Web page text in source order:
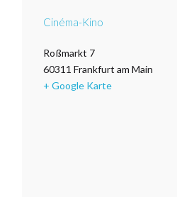
Cinéma-Kino
Roßmarkt 7
60311 Frankfurt am Main
+ Google Karte